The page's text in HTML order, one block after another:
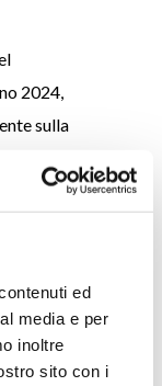
ed
media e per
inoltre
sito con i
2024,
sulla